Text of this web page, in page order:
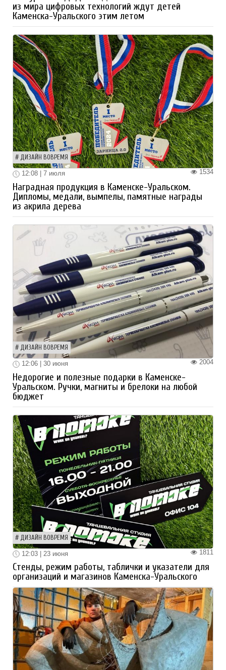
из мира цифровых технологий ждут детей
Каменска-Уральского этим летом
ДИЗАЙН ВОВРЕМЯ
1534
12:08 | 7 июля
Наградная продукция в Каменске-Уральском.
Дипломы, медали, вымпелы, памятные награды
из акрила дерева
ДИЗАЙН ВОВРЕМЯ
2004
12:06 | 30 июня
Недорогие и полезные подарки в Каменске-
Уральском. Ручки, магниты и брелоки на любой
бюджет
ДИЗАЙН ВОВРЕМЯ
1811
12:03 | 23 июня
Стенды, режим работы, таблички и указатели для
организаций и магазинов Каменска-Уральского